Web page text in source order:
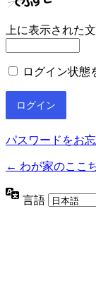
上に表示された
ログイン状態
パスワードをお
← わが家のここ
言語